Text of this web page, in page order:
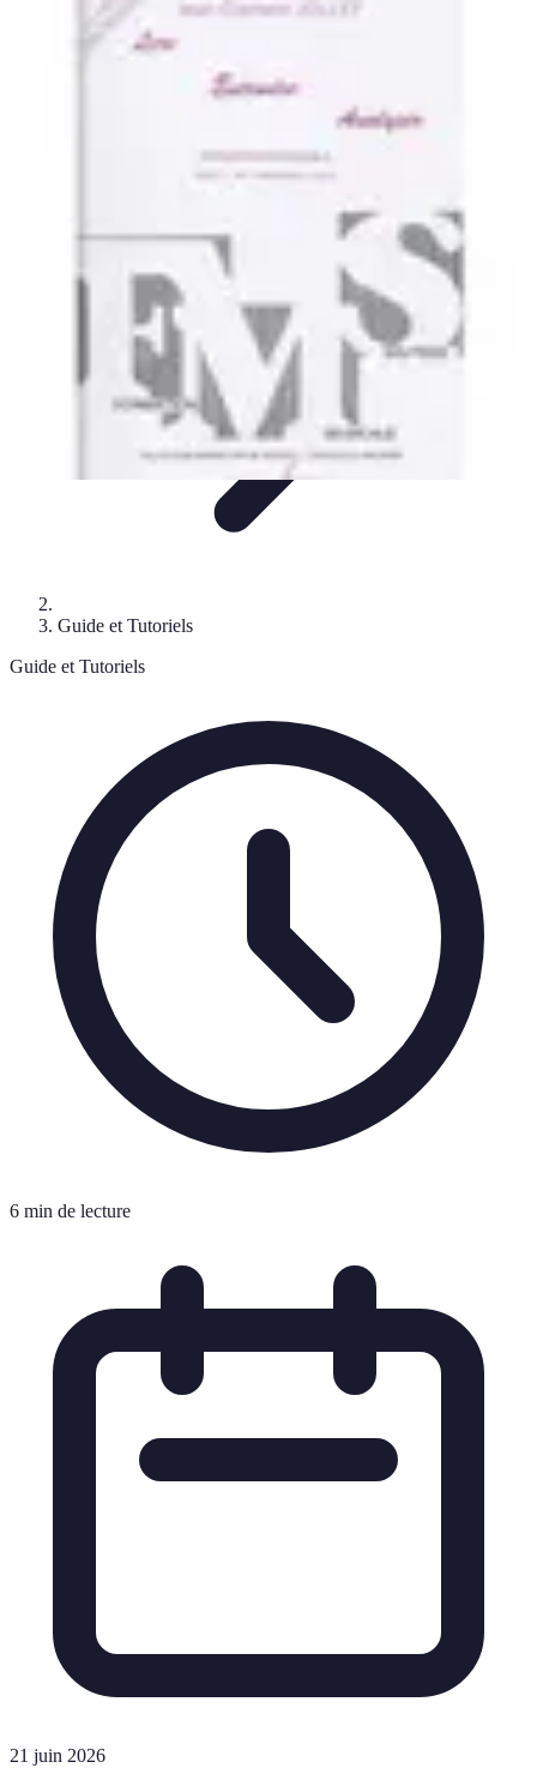
Comparateur MutuellePro
Guide d'utilisationComparateurs
Guide et Tutoriels
Guide et Tutoriels
6 min de lecture
21 juin 2026